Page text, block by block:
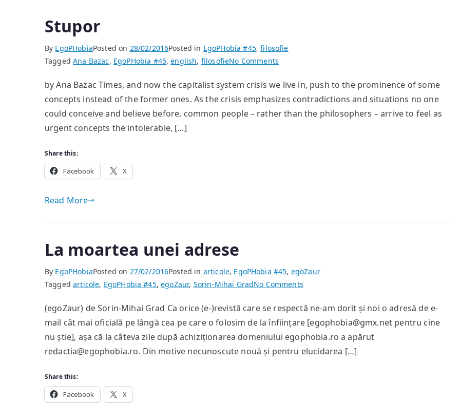
Stupor
By EgoPHobiaPosted on 28/02/2016Posted in EgoPHobia #45,filosofie
TaggedAna Bazac, EgoPHobia #45,english, filosofieNo Comments
by Ana Bazac Times, and now the capitalist system crisis we live in, push to the prominence of some
concepts instead of the former ones. As the crisis emphasizes contradictions and situations no one
could conceive and believe before, common people – rather than the philosophers – arrive to feel as
urgent concepts the intolerable, […]
Share this:
Facebook X
Read More
La moartea unei adrese
By EgoPHobiaPosted on 27/02/2016Posted in articole, EgoPHobia #45, egoZaur
Taggedarticole, EgoPHobia #45,egoZaur, Sorin-Mihai GradNo Commentson
moartea
unei
adrese
(egoZaur) de Sorin-Mihai Grad Ca orice (e-)revistă care se respectă ne-am dorit și noi o adresă de e-
mail cât mai oficială pe lângă cea pe care o folosim de la înființare [egophobia@gmx.net pentru cine
nu știe], așa că la câteva zile după achiziționarea domeniului egophobia.ro a apărut
redactia@egophobia.ro. Din motive necunoscute nouă și pentru elucidarea […]
Share this:
Facebook X